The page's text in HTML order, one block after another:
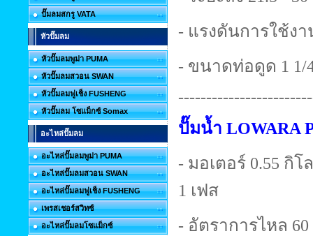
ปั๊มลมสกรู VATA
หัวปั๊มลม
หัวปั๊มลมพูม่า PUMA
หัวปั๊มลมสวอน SWAN
หัวปั๊มลมฟูเช็ง FUSHENG
หัวปั๊มลม โซแม็กซ์ Somax
อะไหล่ปั๊มลม
อะไหล่ปั๊มลมพูม่า PUMA
อะไหล่ปั๊มลมสวอน SWAN
อะไหล่ปั๊มลมฟูเช็ง FUSHENG
เพรสเชอร์สวิทซ์
อะไหล่ปั๊มลมโซแม็กซ์
- แรงดันการใช้งา
- ขนาดท่อดูด 1 1/
ปั๊มน้ำ LOWARA
- มอเตอร์ 0.55 กิโ
1 เฟส
- อัตราการไหล